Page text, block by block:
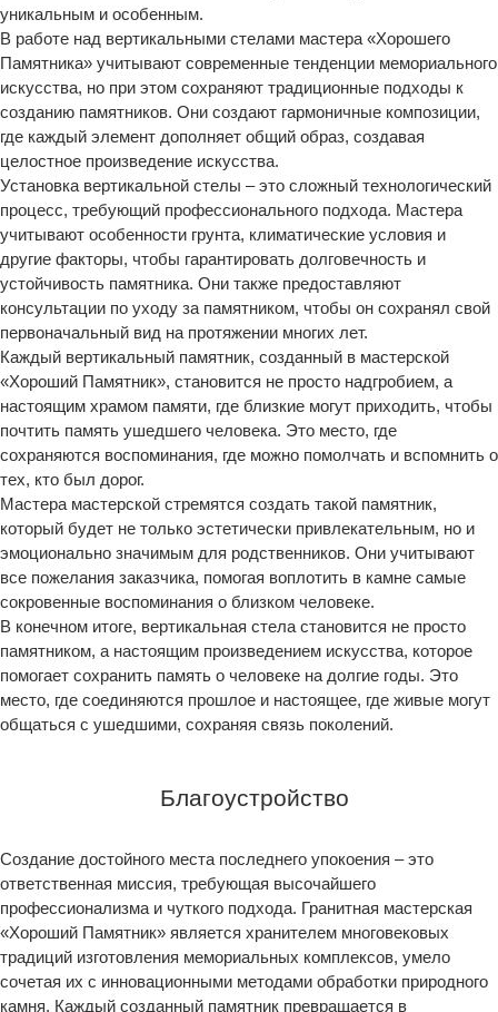
уникальным и особенным.
В работе над вертикальными стелами мастера «Хорошего
Памятника» учитывают современные тенденции мемориального
искусства, но при этом сохраняют традиционные подходы к
созданию памятников. Они создают гармоничные композиции,
где каждый элемент дополняет общий образ, создавая
целостное произведение искусства.
Установка вертикальной стелы – это сложный технологический
процесс, требующий профессионального подхода. Мастера
учитывают особенности грунта, климатические условия и
другие факторы, чтобы гарантировать долговечность и
устойчивость памятника. Они также предоставляют
консультации по уходу за памятником, чтобы он сохранял свой
первоначальный вид на протяжении многих лет.
Каждый вертикальный памятник, созданный в мастерской
«Хороший Памятник», становится не просто надгробием, а
настоящим храмом памяти, где близкие могут приходить, чтобы
почтить память ушедшего человека. Это место, где
сохраняются воспоминания, где можно помолчать и вспомнить о
тех, кто был дорог.
Мастера мастерской стремятся создать такой памятник,
который будет не только эстетически привлекательным, но и
эмоционально значимым для родственников. Они учитывают
все пожелания заказчика, помогая воплотить в камне самые
сокровенные воспоминания о близком человеке.
В конечном итоге, вертикальная стела становится не просто
памятником, а настоящим произведением искусства, которое
помогает сохранить память о человеке на долгие годы. Это
место, где соединяются прошлое и настоящее, где живые могут
общаться с ушедшими, сохраняя связь поколений.
Благоустройство
Создание достойного места последнего упокоения – это
ответственная миссия, требующая высочайшего
профессионализма и чуткого подхода. Гранитная мастерская
«Хороший Памятник» является хранителем многовековых
традиций изготовления мемориальных комплексов, умело
сочетая их с инновационными методами обработки природного
камня. Каждый созданный памятник превращается в